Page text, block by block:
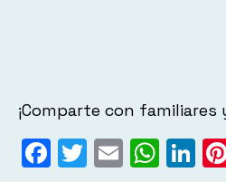
¡Comparte con familiares
Facebook
Twitter
Email